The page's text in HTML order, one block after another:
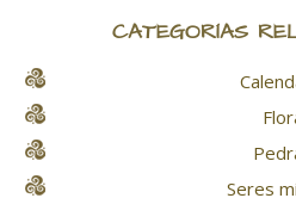
CATEGORÍAS
Seres